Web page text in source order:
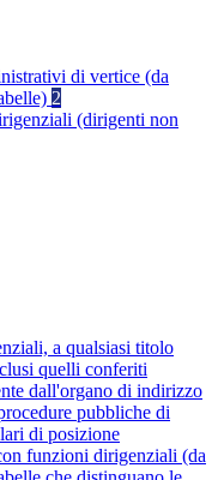
di vertice (da
2
(dirigenti non
a qualsiasi titolo
quelli conferiti
dall'organo di indirizzo
pubbliche di
di posizione
funzioni dirigenziali (da